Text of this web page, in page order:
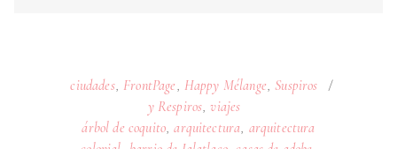
ciudades, FrontPage Happy Mélange ,Suspiros
y Respiros ,viajes
árbol de coquito ,arquitectura arquitectura